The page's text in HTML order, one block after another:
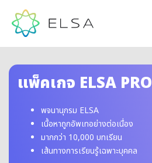
แพ็คเกจ ELSA PRO
พจนานุกรม ELSA
เนื้อหาถูกอัพเทอย่างต่อเนื่อง
มากกว่า 10,000 บทเรียน
เส้นทางการเรียนรู้เฉพาะบุคคล